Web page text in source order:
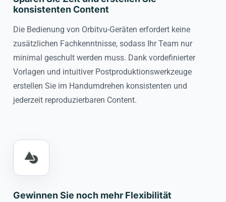
konsistenten Content
Die Bedienung von Orbitvu-Geräten erfordert keine
zusätzlichen Fachkenntnisse, sodass Ihr Team nur
minimal geschult werden muss. Dank vordefinierter
Vorlagen und intuitiver Postproduktionswerkzeuge
erstellen Sie im Handumdrehen konsistenten und
jederzeit reproduzierbaren Content.
Gewinnen Sie noch mehr Flexibilität